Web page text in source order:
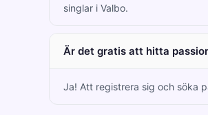
singlar i Valbo.
Är det gratis att hitta
Ja! Att registrera sig och söka